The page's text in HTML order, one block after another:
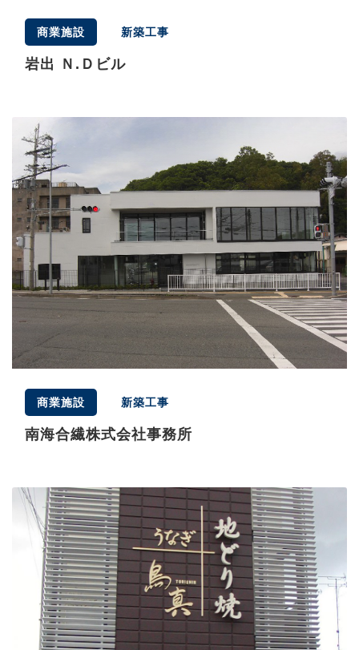
商業施設 新築工事
岩出 Ｎ.Ｄビル
商業施設 新築工事
南海合繊株式会社事務所